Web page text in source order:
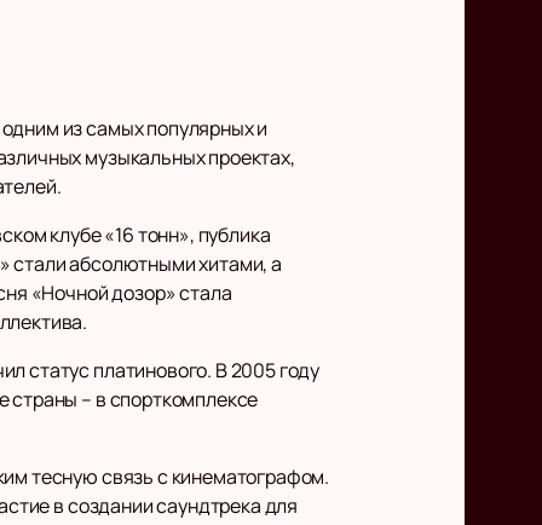
из самых популярных и
музыкальных проектах,
клубе «16 тонн», публика
стали абсолютными хитами, а
«Ночной дозор» стала
статус платинового. В 2005 году
страны – в спорткомплексе
тесную связь с кинематографом.
в создании саундтрека для